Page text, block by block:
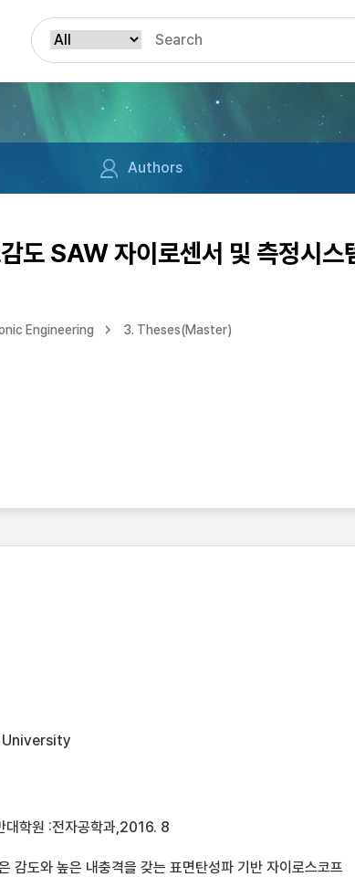
Authors
SAW 자이로센서 및 측정시스
Engineering 3. Theses(Master)
대학원 :전자공학과,2016. 8
감도와 높은 내충격을 갖는 표면탄성파 기반 자이로스코프